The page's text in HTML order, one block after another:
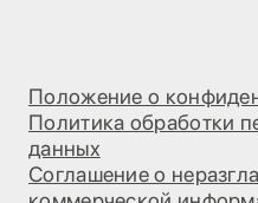
Положение о
Политика обработки
данных
Соглашение о